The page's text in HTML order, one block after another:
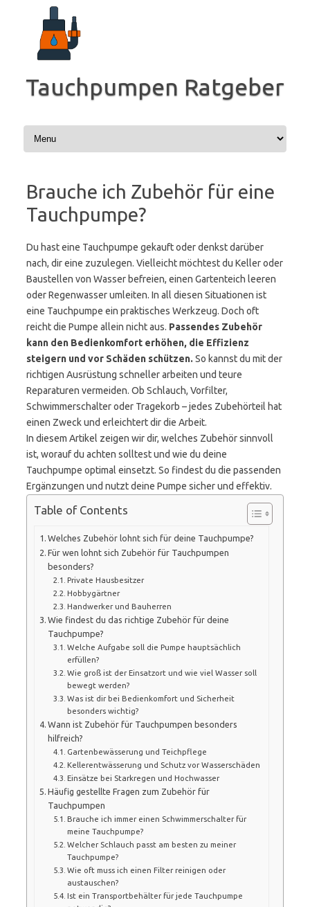
springen
Tauchpumpen Ratgeber
Brauche ich Zubehör für eine
Tauchpumpe?
Du hast eine Tauchpumpe gekauft oder denkst darüber
nach, dir eine zuzulegen. Vielleicht möchtest du Keller oder
Baustellen von Wasser befreien, einen Gartenteich leeren
oder Regenwasser umleiten. In all diesen Situationen ist
eine Tauchpumpe ein praktisches Werkzeug. Doch oft
reicht die Pumpe allein nicht aus. Passendes Zubehör
kann den Bedienkomfort erhöhen, die Effizienz
steigern und vor Schäden schützen. So kannst du mit der
richtigen Ausrüstung schneller arbeiten und teure
Reparaturen vermeiden. Ob Schlauch, Vorfilter,
Schwimmerschalter oder Tragekorb – jedes Zubehörteil hat
einen Zweck und erleichtert dir die Arbeit.
In diesem Artikel zeigen wir dir, welches Zubehör sinnvoll
ist, worauf du achten solltest und wie du deine
Tauchpumpe optimal einsetzt. So findest du die passenden
Ergänzungen und nutzt deine Pumpe sicher und effektiv.
Table of Contents
Welches Zubehör lohnt sich für deine Tauchpumpe?
Für wen lohnt sich Zubehör für Tauchpumpen
besonders?
Private Hausbesitzer
Hobbygärtner
Handwerker und Bauherren
Wie findest du das richtige Zubehör für deine
Tauchpumpe?
Welche Aufgabe soll die Pumpe hauptsächlich
erfüllen?
Wie groß ist der Einsatzort und wie viel Wasser soll
bewegt werden?
Was ist dir bei Bedienkomfort und Sicherheit
besonders wichtig?
Wann ist Zubehör für Tauchpumpen besonders
hilfreich?
Gartenbewässerung und Teichpflege
Kellerentwässerung und Schutz vor Wasserschäden
Einsätze bei Starkregen und Hochwasser
Häufig gestellte Fragen zum Zubehör für
Tauchpumpen
Brauche ich immer einen Schwimmerschalter für
meine Tauchpumpe?
Welcher Schlauch passt am besten zu meiner
Tauchpumpe?
Wie oft muss ich einen Filter reinigen oder
austauschen?
Ist ein Transportbehälter für jede Tauchpumpe